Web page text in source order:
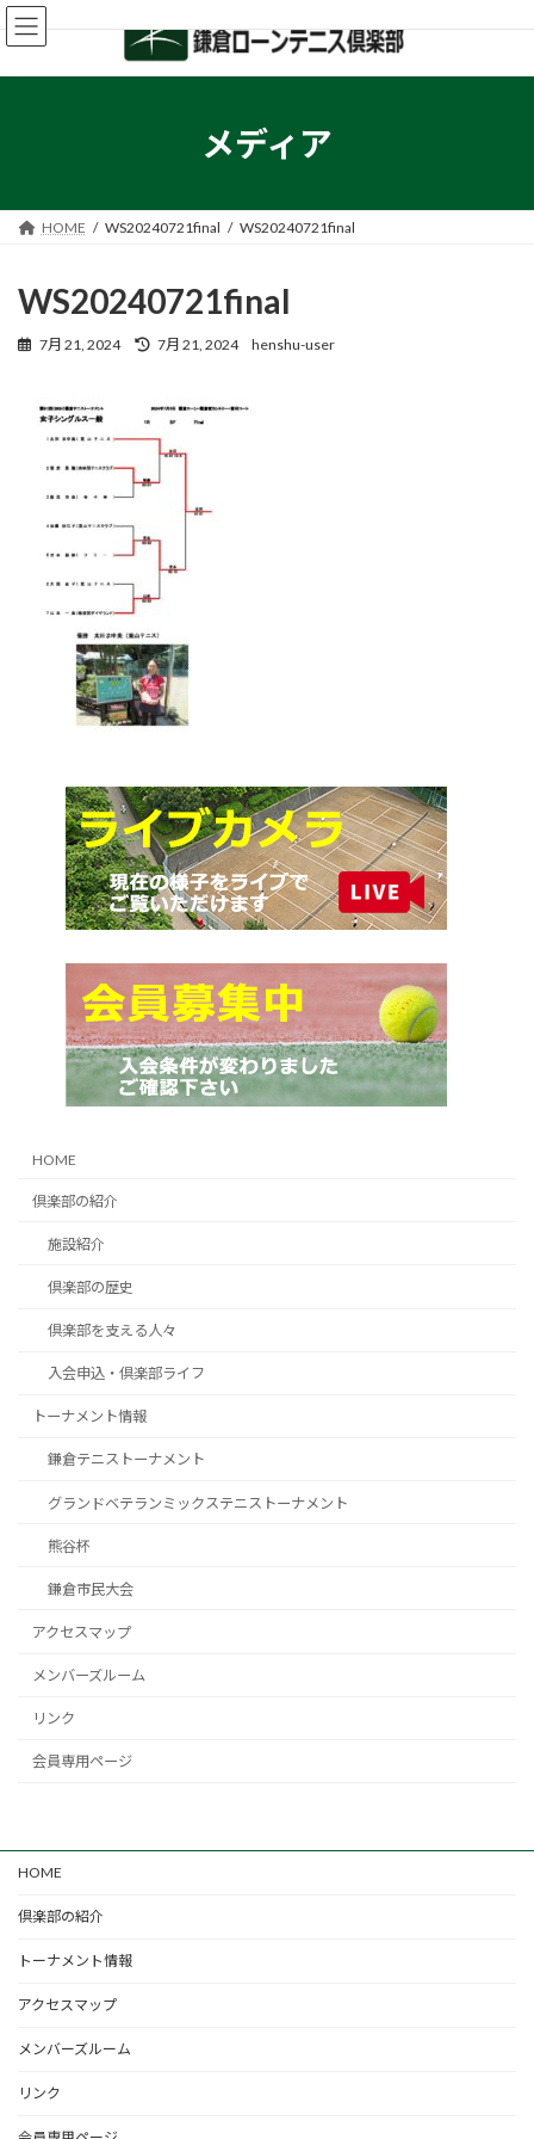
コ
ン
ン
ナ
ビ
ー
メディア
HOME WS20240721final WS20240721final
WS20240721final
7月 21, 2024
最
新
日
時
7月 21, 2024 henshu-user
HOME
倶楽部の紹介
施設紹介
倶楽部の歴史
倶楽部を支える人々
入会申込・倶楽部ライフ
トーナメント情報
鎌倉テニストーナメント
グランドベテランミックステニストーナメント
熊谷杯
鎌倉市民大会
アクセスマップ
メンバーズルーム
リンク
会員専用ページ
HOME
倶楽部の紹介
トーナメント情報
アクセスマップ
メンバーズルーム
リンク